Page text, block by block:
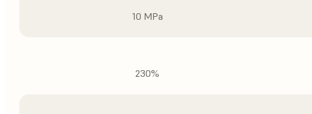
10 MPa
230%